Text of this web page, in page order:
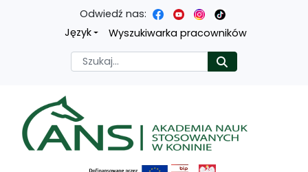
Przejdź
treści
głównej
Przejdź
menu
nawigacyjnego
Przejdź
wyszukiwarki
Przejdź
mapy
strony
Odwiedź nas:
Język
Wyszukiwarka pracowników
Szukaj
Akademia nauk